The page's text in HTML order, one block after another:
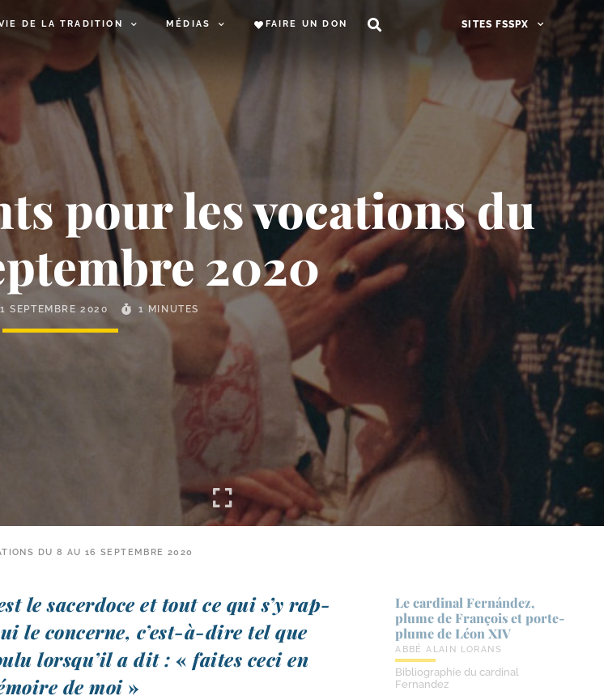
DE LA TRADITION MÉDIAS FAIRE UN DON SITES FSSPX
pour les vocations du
2020
1 SEPTEMBRE 2020 1 MINUTES
DU 8 AU 16 SEPTEMBRE 2020
le sacer­doce et tout ce qui s’y rap­
le concerne, c’est-​à-​dire tel que
lors­qu’il a dit :« faites ceci en
de moi »
Le cardinal Fernández,
plume de François et porte-​
plume de Léon XIV
ABBÉ ALAIN LORANS
Bibliographie du cardinal
Fernandez